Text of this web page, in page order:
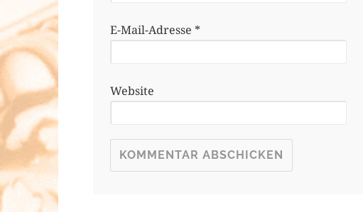
E-Mail-Adresse *
Website